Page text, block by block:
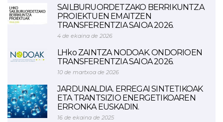
SAILBURUORDETZAKO BERRIKUNTZA
PROIEKTUEN EMAITZEN
TRANSFERENTZIA SAIOA 2026.
4 de ekaina de 2026
LHko ZAINTZA NODOAK. ONDORIOEN
TRANSFERENTZIA SAIOA 2026.
10 de martxoa de 2026
JARDUNALDIA. ERREGAI SINTETIKOAK
ETA TRANTSIZIO ENERGETIKOAREN
ERRONKA EUSKADIN.
16 de ekaina de 2025